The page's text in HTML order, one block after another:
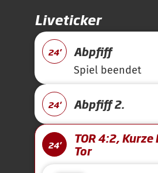
Liveticker
24' Abpfiff
Spiel beendet
24' Abpfiff 2.
24'
TOR 4:2, Kurze
Tor